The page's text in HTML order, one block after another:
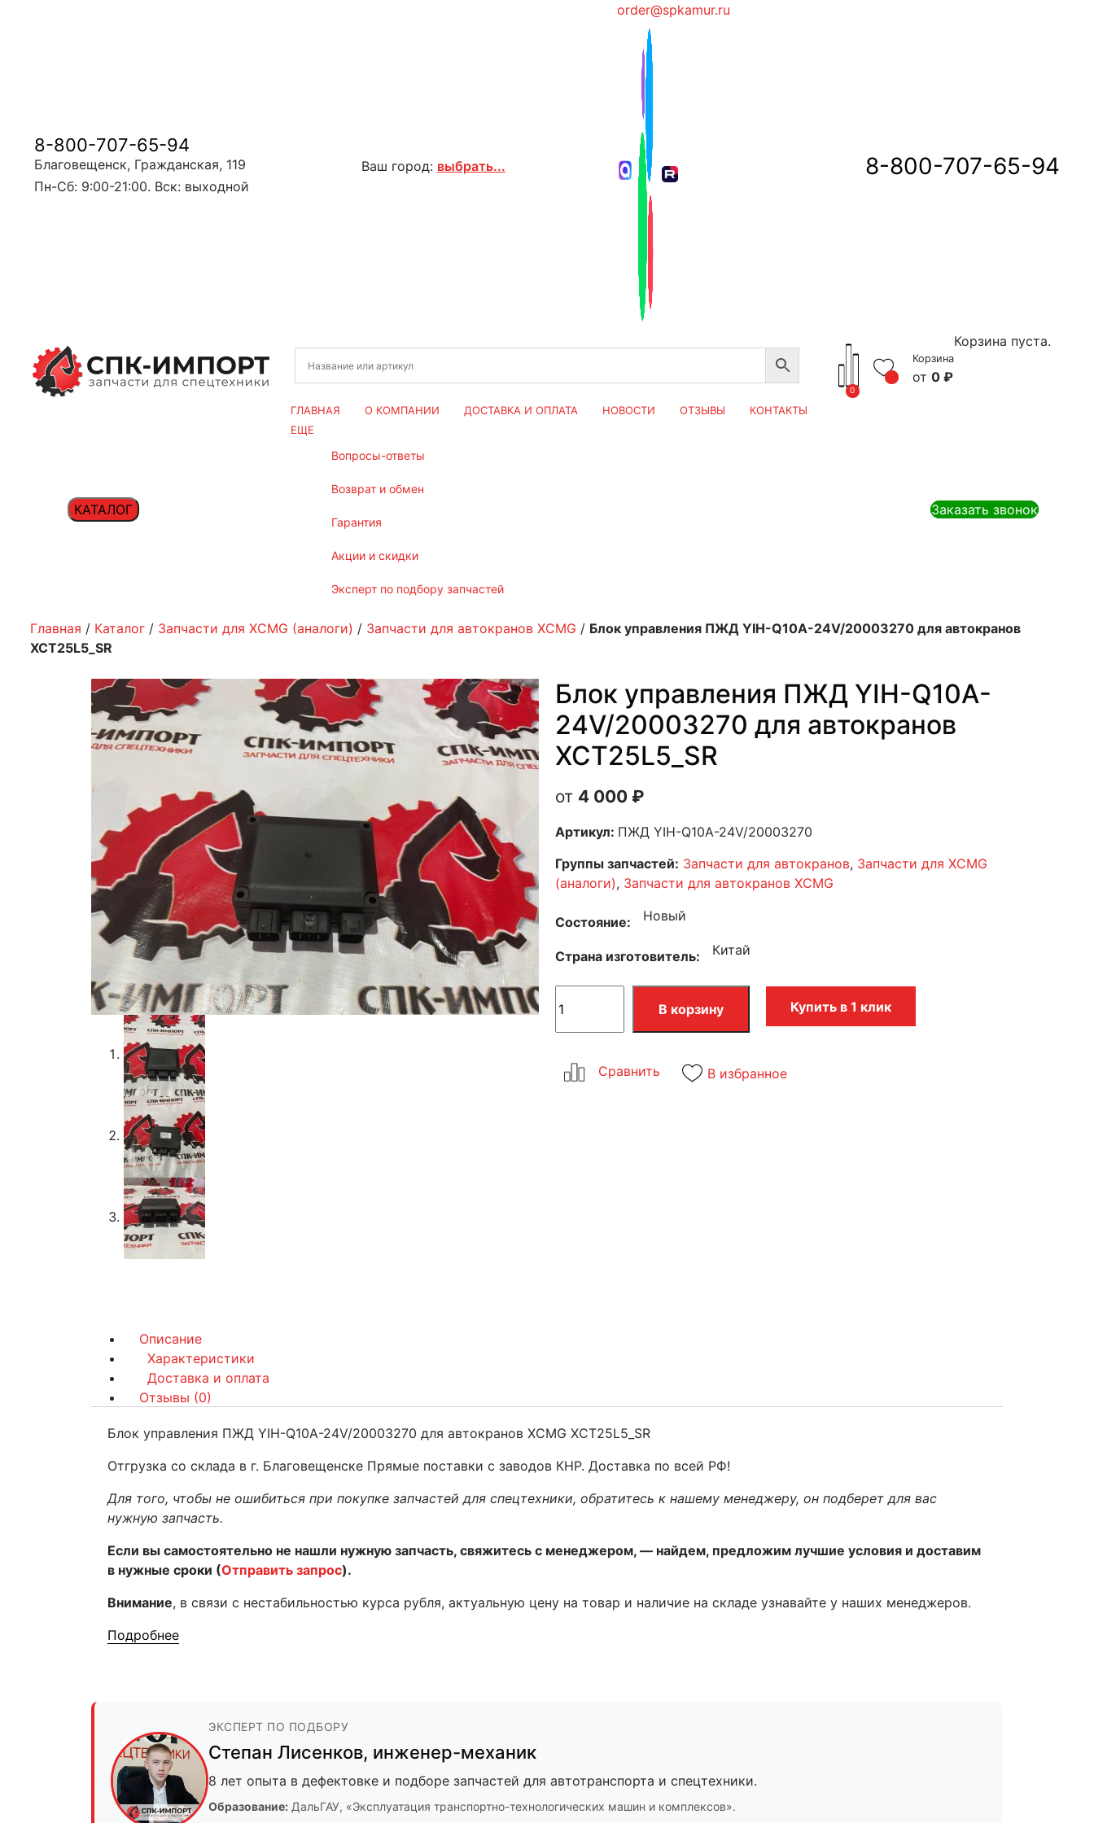
8-800-707-65-94
Благовещенск, Гражданская, 119
Пн-Сб: 9:00-21:00. Вск: выходной
Ваш город: выбрать...
order@spkamur.ru
8-800-707-65-94
0
Корзина
0 ₽
Корзина пуста.
КАТАЛОГ
ГЛАВНАЯ О КОМПАНИИ ДОСТАВКА И ОПЛАТА НОВОСТИ ОТЗЫВЫ
КОНТАКТЫ
ЕЩЕ
вопросы-ответы
возврат и обмен
гарантия
акции и скидки
эксперт по подбору запчастей
Заказать звонок
Главная / Каталог / Запчасти для XCMG (аналоги) / Запчасти для автокранов XCMG / Блок управления ПЖД YIH-Q10A-24V/20003270 для автокранов
XCT25L5_SR
Блок управления ПЖД YIH-Q10A-
24V/20003270 для автокранов
XCT25L5_SR
4 000 ₽
Артикул: ПЖД YIH-Q10A-24V/20003270
Группы запчастей: Запчасти для автокранов, Запчасти для XCMG
(аналоги), Запчасти для автокранов XCMG
Состояние Новый
Страна изготовитель Китай
В корзину Купить в 1 клик
В избранное
Описание
Характеристики
Доставка и оплата
Отзывы (0)
Блок управления ПЖД YIH-Q10A-24V/20003270 для автокранов XCMG XCT25L5_SR
Отгрузка со склада в г. Благовещенске Прямые поставки с заводов КНР. Доставка по всей РФ!
Для того, чтобы не ошибиться при покупке запчастей для спецтехники, обратитесь к нашему менеджеру, он подберет для вас
нужную запчасть.
Если вы самостоятельно не нашли нужную запчасть, свяжитесь с менеджером, — найдем, предложим лучшие условия и доставим
в нужные сроки (Отправить запрос).
Внимание, в связи с нестабильностью курса рубля, актуальную цену на товар и наличие на складе узнавайте у наших менеджеров.
Подробнее
ЭКСПЕРТ ПО ПОДБОРУ
Степан Лисенков, инженер-механик
8 лет опыта в дефектовке и подборе запчастей для автотранспорта и спецтехники.
Образование: ДальГАУ, «Эксплуатация транспортно-технологических машин и комплексов».